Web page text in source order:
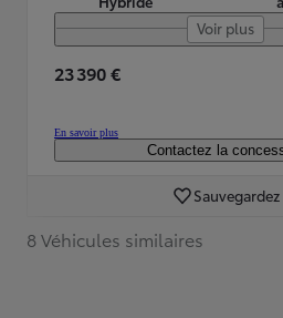
Voir plus
23 390 €
En savoir plus
Contactez la
Sauvegardez
8 Véhicules similaires